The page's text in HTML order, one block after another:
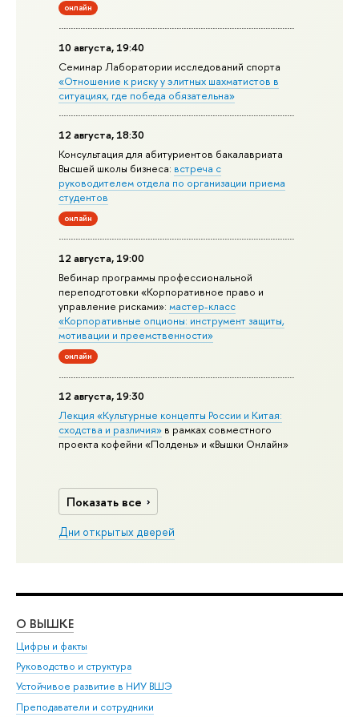
онлайн
10 августа, 19:40
Семинар Лаборатории исследований спорта
«Отношение к риску у элитных шахматистов в
ситуациях, где победа обязательна»
12 августа, 18:30
Консультация для абитуриентов бакалавриата
Высшей школы бизнеса: встреча с
руководителем отдела по организации приема
студентов
онлайн
12 августа, 19:00
Вебинар программы профессиональной
переподготовки «Корпоративное право и
управление рисками»:мастер-класс
«Корпоративные опционы: инструмент защиты,
мотивации и преемственности»
онлайн
12 августа, 19:30
Лекция «Культурные концепты России и Китая:
сходства и различия» в рамках совместного
проекта кофейни «Полдень» и «Вышки Онлайн»
Показать все
Дни открытых дверей
О ВЫШКЕ
Цифры и факты
Руководство и структура
Устойчивое развитие в НИУ ВШЭ
Преподаватели и сотрудники